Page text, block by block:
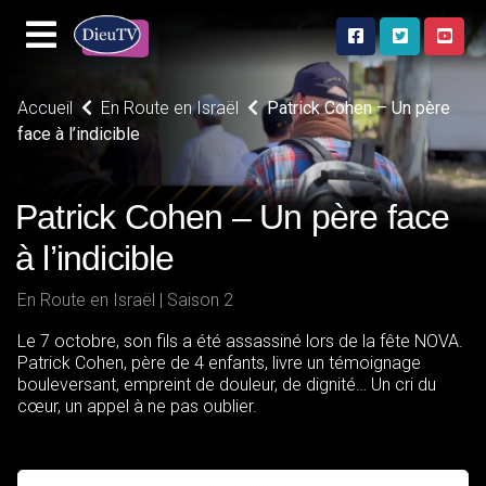
Accueil En Route en Israël
Patrick Cohen – Un père
face à l’indicible
Patrick Cohen – Un père face
à l’indicible
En Route en Israël | Saison 2
Le 7 octobre, son fils a été assassiné lors de la fête NOVA.
Patrick Cohen, père de 4 enfants, livre un témoignage
bouleversant, empreint de douleur, de dignité… Un cri du
cœur, un appel à ne pas oublier.